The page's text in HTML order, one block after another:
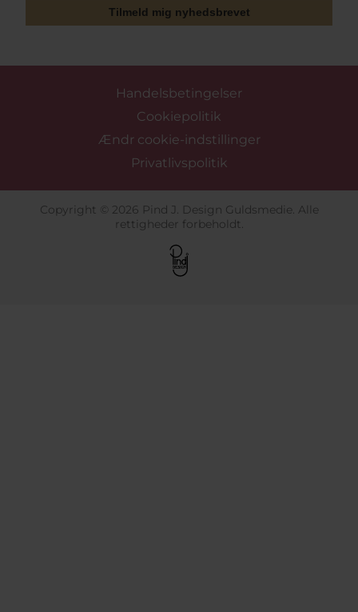
Tilmeld mig nyhedsbrevet
Handelsbetingelser
Cookiepolitik
Ændr cookie-indstillinger
Privatlivspolitik
Copyright © 2026 Pind J. Design Guldsmedie. Alle
rettigheder forbeholdt.